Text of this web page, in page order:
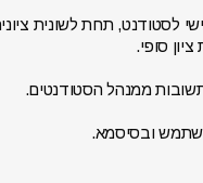
תחת לשונית
סופי.
ממנהל הסטודנטים.
ובסיסמא.